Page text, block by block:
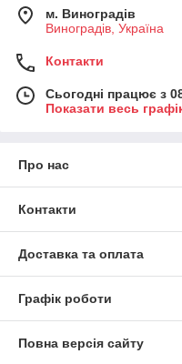
м. Виноградів
Виноградів, Україна
Контакти
Сьогодні працює з
Показати весь
Про нас
Контакти
Доставка та оплата
Графік роботи
Повна версія сайту